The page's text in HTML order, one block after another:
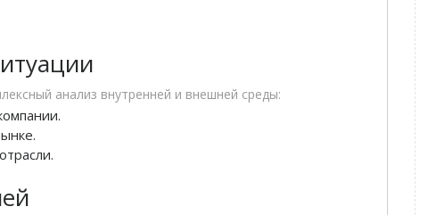
анализ внутренней и внешней среды: